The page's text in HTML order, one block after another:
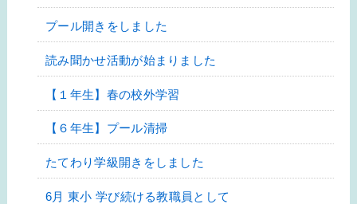
プール開きをしました
読み聞かせ活動が始まりました
【１年生】春の校外学習
【６年生】プール清掃
たてわり学級開きをしました
6月 東小 学び続ける教職員として